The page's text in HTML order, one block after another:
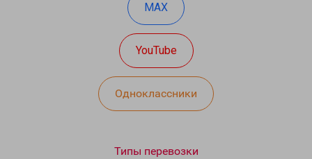
MAX
YouTube
Одноклассники
Типы перевозки